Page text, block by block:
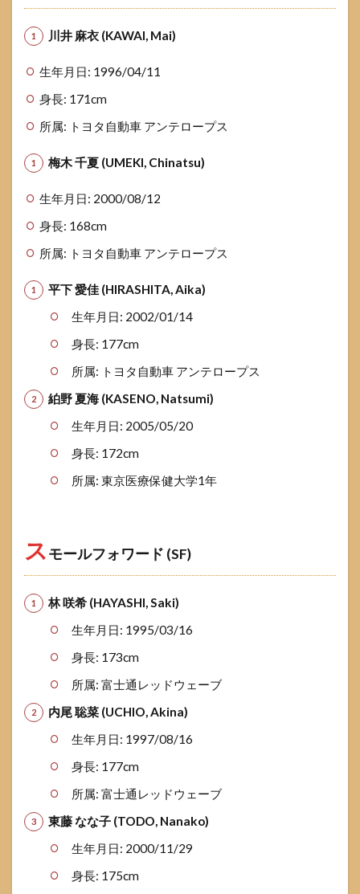
川井 麻衣 (KAWAI, Mai)
生年月日: 1996/04/11
身長: 171cm
所属: トヨタ自動車 アンテロープス
梅木 千夏 (UMEKI, Chinatsu)
生年月日: 2000/08/12
身長: 168cm
所属: トヨタ自動車 アンテロープス
平下 愛佳 (HIRASHITA, Aika)
生年月日: 2002/01/14
身長: 177cm
所属: トヨタ自動車 アンテロープス
絈野 夏海 (KASENO, Natsumi)
生年月日: 2005/05/20
身長: 172cm
所属: 東京医療保健大学1年
スモールフォワード (SF)
林 咲希 (HAYASHI, Saki)
生年月日: 1995/03/16
身長: 173cm
所属: 富士通レッドウェーブ
内尾 聡菜 (UCHIO, Akina)
生年月日: 1997/08/16
身長: 177cm
所属: 富士通レッドウェーブ
東藤 なな子 (TODO, Nanako)
生年月日: 2000/11/29
身長: 175cm